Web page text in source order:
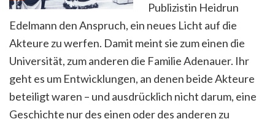
Publizistin Heidrun
Edelmann den Anspruch, ein neues Licht auf die
Akteure zu werfen. Damit meint sie zum einen die
Universität, zum anderen die Familie Adenauer. Ihr
geht es um Entwicklungen, an denen beide Akteure
beteiligt waren – und ausdrücklich nicht darum, eine
Geschichte nur des einen oder des anderen zu